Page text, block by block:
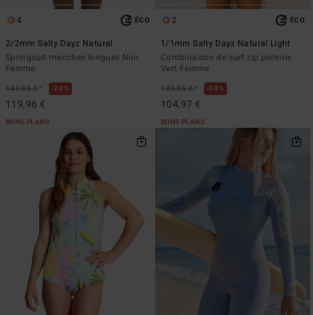
4 ÉCO
2/2mm Salty Dayz Natural
Springsuit manches longues Noir
Femme
149,95 €* 20%
119,96 €
BONS PLANS
2 ÉCO
1/1mm Salty Dayz Natural Light
Combinaison de surf zip poitrine
Vert Femme
149,95 €* 30%
104,97 €
BONS PLANS